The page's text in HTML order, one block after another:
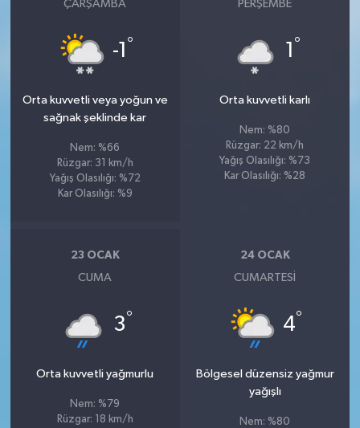
ÇARŞAMBA
-1 °
Orta kuvvetli veya yoğun ve
sağnak şeklinde kar
Nem: %66
Rüzgar: 31 km/h
Yağış Olasılığı: %72
Kar Olasılığı: %9
PERŞEMBE
1 °
Orta kuvvetli karlı
Nem: %80
Rüzgar: 22 km/h
Yağış Olasılığı: %73
Kar Olasılığı: %28
23 OCAK
CUMA
3°
Orta kuvvetli yağmurlu
Nem: %79
Rüzgar: 18 km/h
24 OCAK
CUMARTESI
4°
Bölgesel düzensiz yağmur
yağışlı
Nem: %80